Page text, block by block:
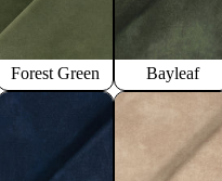
Forest Green Bayleaf